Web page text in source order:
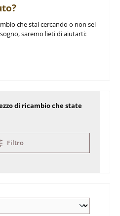
che stai cercando o non sei
saremo lieti di aiutarti:
di ricambio che state
Filtro